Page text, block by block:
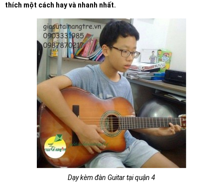
thích một cách hay và nhanh nhất.
Dạy kèm đàn Guitar tại quận 4